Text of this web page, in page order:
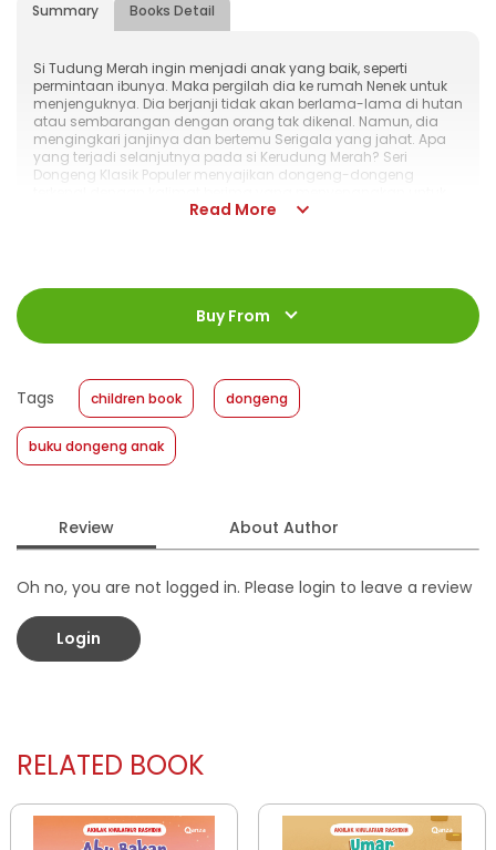
Summary Books Detail
Si Tudung Merah ingin menjadi anak yang baik, seperti
permintaan ibunya. Maka pergilah dia ke rumah Nenek untuk
menjenguknya. Dia berjanji tidak akan berlama-lama di hutan
atau sembarangan dengan orang tak dikenal. Namun, dia
mengingkari janjinya dan bertemu Serigala yang jahat. Apa
yang terjadi selanjutnya pada si Kerudung Merah? Seri
Dongeng Klasik Populer menyajikan dongeng-dongeng
dibaca setiap waktu maupun sebagai pengantar tidur.
Read More
ISBN :
978-623-03-1747-7
32 halaman
Size
:
21 x 28
Format
: Softcover
Buy From
Tags children book dongeng
buku dongeng anak
Review About Author
Oh no, you are not logged in. Please login to leave a review
Login
RELATED BOOK